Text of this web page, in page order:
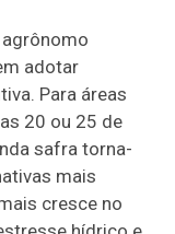
adotar
Para áreas
20 ou 25 de
safra torna-
mais
cresce no